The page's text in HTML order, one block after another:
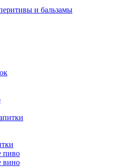
и бальзамы
пиво
вино